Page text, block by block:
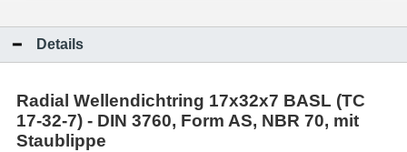
Details
Radial Wellendichtring 17x32x7 BASL (TC
17-32-7) - DIN 3760, Form AS, NBR 70, mit
Staublippe